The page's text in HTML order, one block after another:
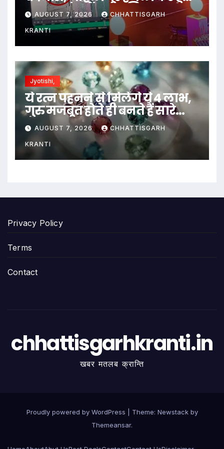
फरार; जांच में जुटी पुलिस…
AUGUST 7, 2026 CHHATTISGARH
KRANTI
Jyotishi,
ये रत्न पहनने से मिलेंगे ये 4 लाभ,
गुरु मजबूत होते ही बनते हैं सारे
काम…
AUGUST 7, 2026 CHHATTISGARH
KRANTI
Privacy Policy
Terms
Contact
chhattisgarhkranti.in
खबर मतलब क्रान्ति
Proudly powered by WordPress Theme: Newstackby
Themeansar.